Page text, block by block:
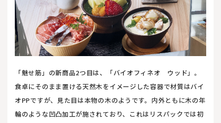
「魅せ筋」の新商品2つ目は、「バイオフィネオ ウッド」。
食卓にそのまま置ける天然木をイメージした容器で材質はバイ
オPPですが、見た目は本物の木のようです。内外ともに木の年
輪のような凹凸加工が施されており、これはリスパックでは初